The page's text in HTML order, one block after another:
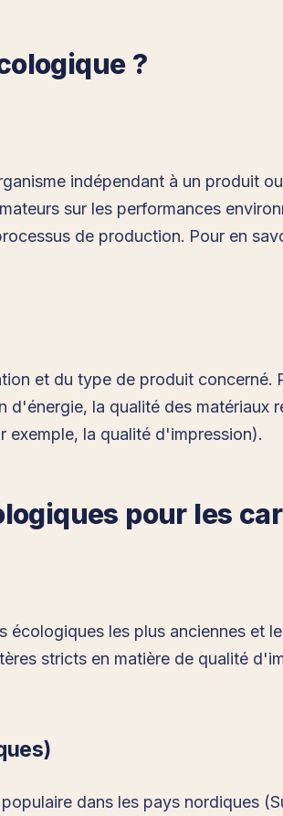
?
indépendant à un produit
sur les performances
de production. Pour en
et du type de produit concerné.
la qualité des matériaux
exemple, la qualité d'impression).
pour les
les plus anciennes et
stricts en matière de qualité
dans les pays nordiques